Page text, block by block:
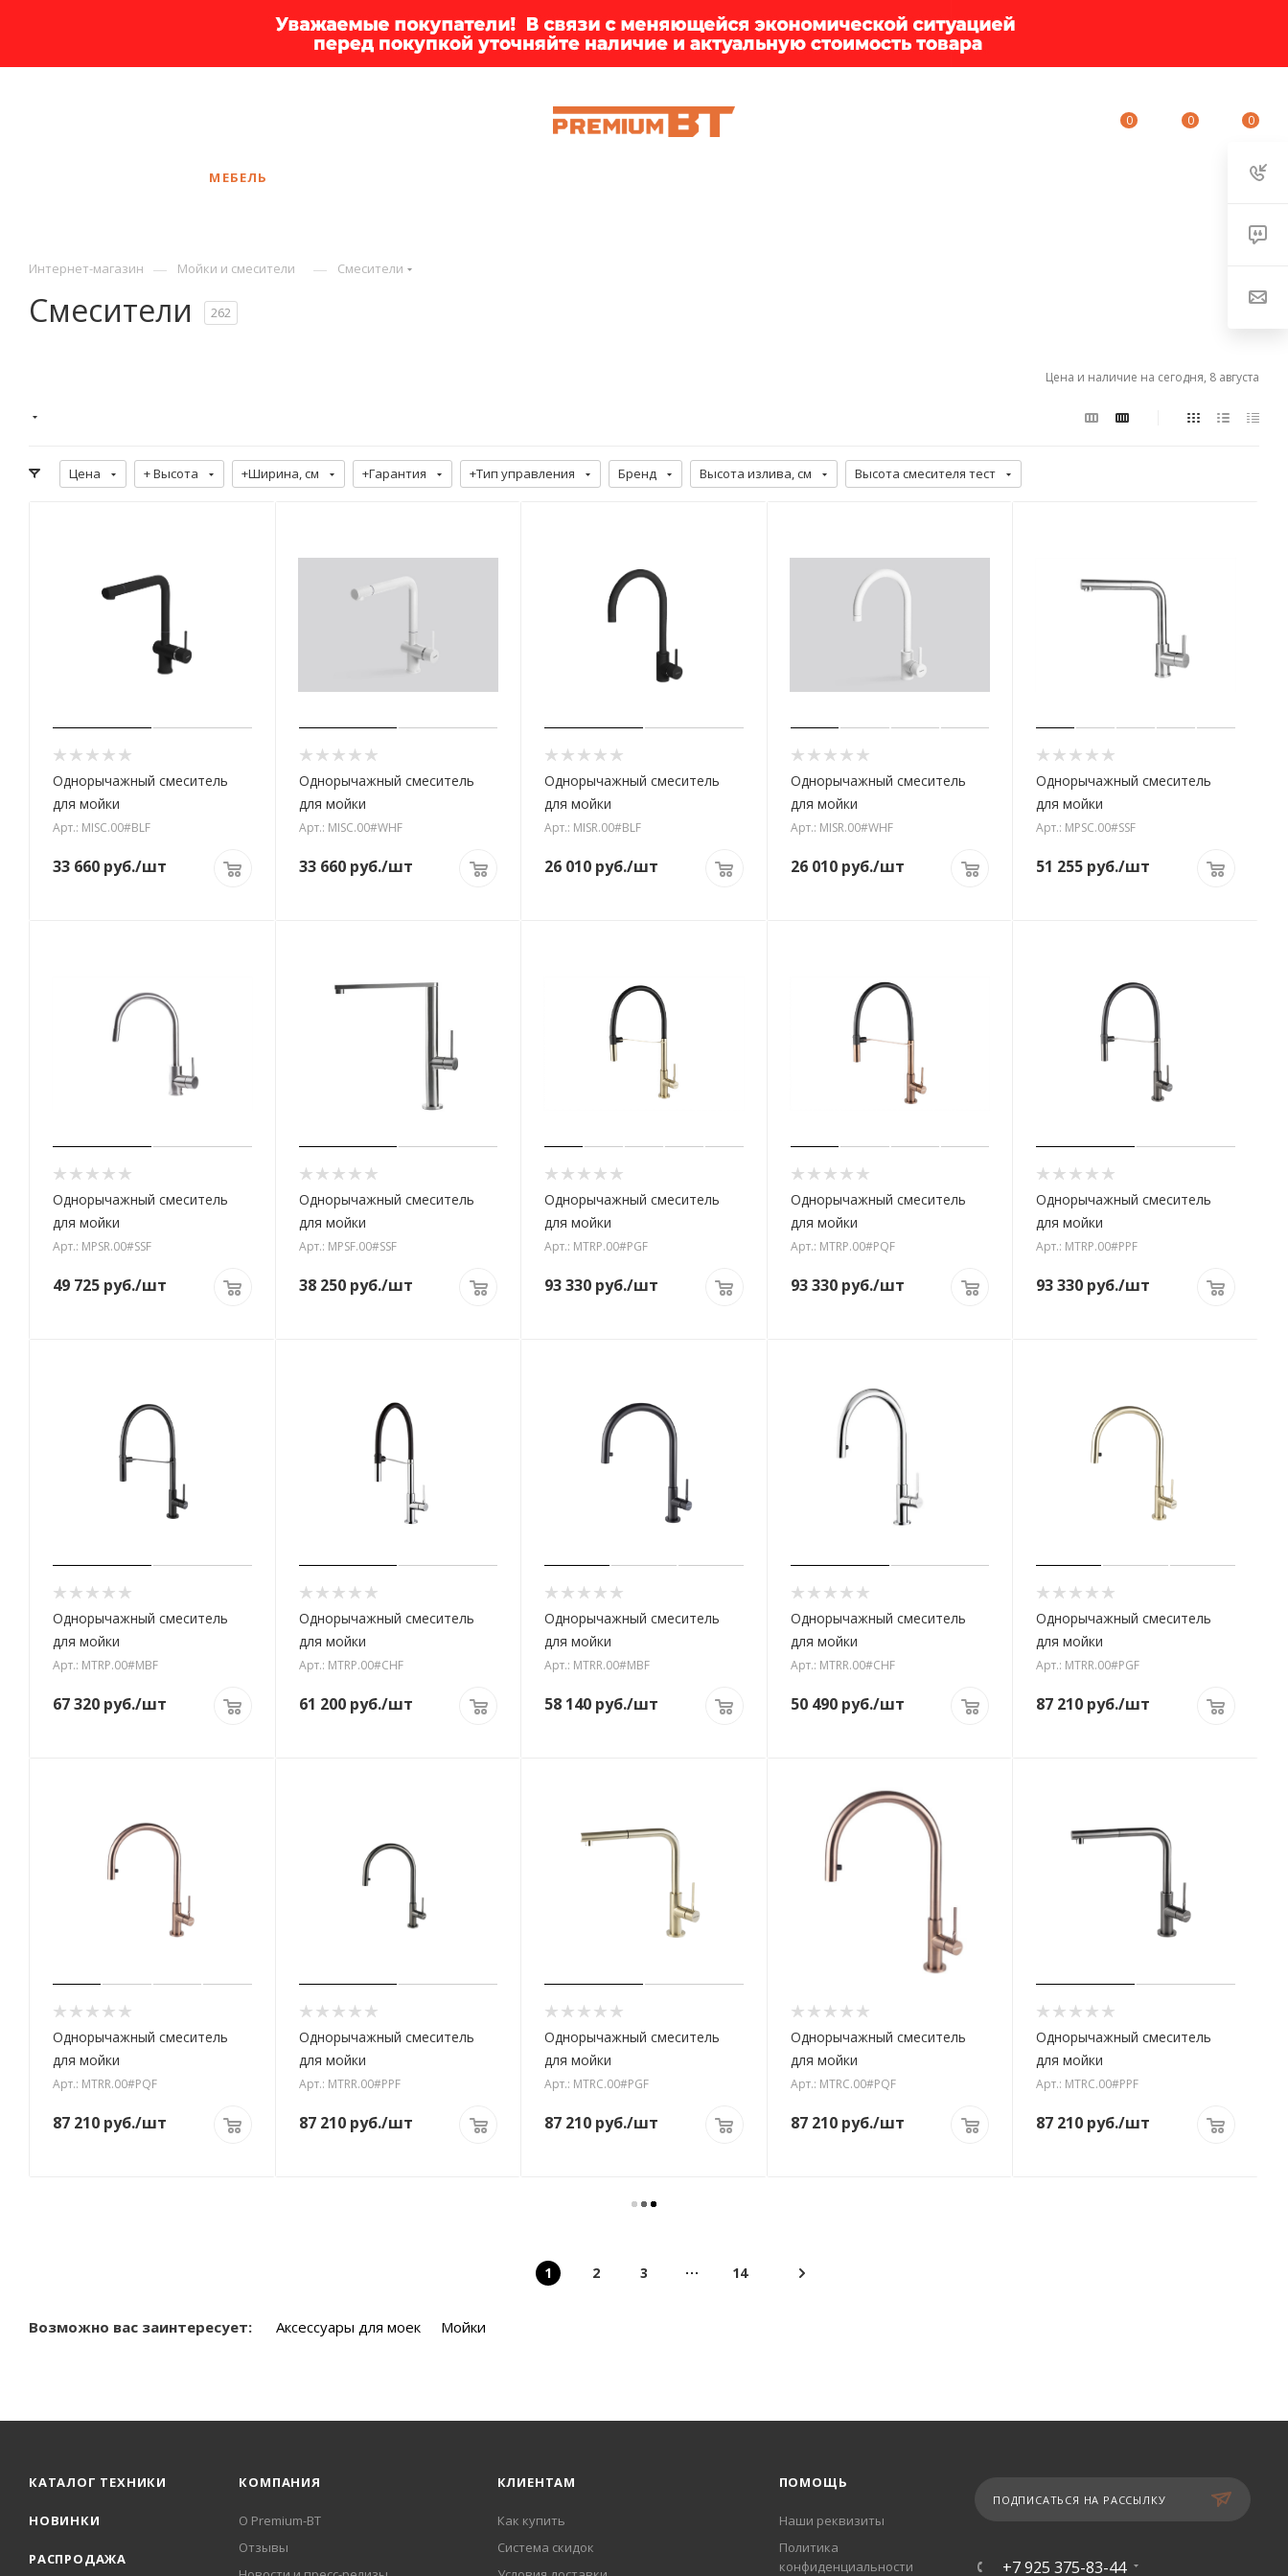
0 0 0
МЕБЕЛЬ
Интернет-магазин — Мойки и смесители — Смесители
Смесители 262
Цена и наличие на сегодня, 8 августа
Цена + Высота +Ширина, см +Гарантия +Тип управления Бренд Высота излива, см Высота смесителя тест
Однорычажный смеситель
для мойки
Арт.: MISC.00#BLF
33 660 руб./шт
Однорычажный смеситель
для мойки
Арт.: MISC.00#WHF
33 660руб./шт
Однорычажный смеситель
для мойки
Арт.: MISR.00#BLF
26 010 руб./шт
Однорычажный смеситель
для мойки
Арт.: MISR.00#WHF
26 010руб./шт
Однорычажный смеситель
для мойки
Арт.: MPSC.00#SSF
51 255 руб./шт
Однорычажный смеситель
для мойки
Арт.: MPSR.00#SSF
49 725 руб./шт
Однорычажный смеситель
для мойки
Арт.: MPSF.00#SSF
38 250руб./шт
Однорычажный смеситель
для мойки
Арт.: MTRP.00#PGF
93 330 руб./шт
Однорычажный смеситель
для мойки
Арт.: MTRP.00#PQF
93 330руб./шт
Однорычажный смеситель
для мойки
Арт.: MTRP.00#PPF
93 330 руб./шт
Однорычажный смеситель
для мойки
Арт.: MTRP.00#MBF
67 320 руб./шт
Однорычажный смеситель
для мойки
Арт.: MTRP.00#CHF
61 200руб./шт
Однорычажный смеситель
для мойки
Арт.: MTRR.00#MBF
58 140 руб./шт
Однорычажный смеситель
для мойки
Арт.: MTRR.00#CHF
50 490руб./шт
Однорычажный смеситель
для мойки
Арт.: MTRR.00#PGF
87 210 руб./шт
Однорычажный смеситель
для мойки
Арт.: MTRR.00#PQF
87 210 руб./шт
Однорычажный смеситель
для мойки
Арт.: MTRR.00#PPF
87 210руб./шт
Однорычажный смеситель
для мойки
Арт.: MTRC.00#PGF
87 210 руб./шт
Однорычажный смеситель
для мойки
Арт.: MTRC.00#PQF
87 210руб./шт
Однорычажный смеситель
для мойки
Арт.: MTRC.00#PPF
87 210 руб./шт
1 2 3 14
Возможно вас заинтересует: Аксессуары для моек Мойки
КАТАЛОГ ТЕХНИКИ
НОВИНКИ
РАСПРОДАЖА
КОМПАНИЯ
О Premium-BT
Отзывы
КЛИЕНТАМ
Как купить
Система скидок
ПОМОЩЬ
Наши реквизиты
Политика
конфиденциальности
ПОДПИСАТЬСЯ НА РАССЫЛКУ
+7 925 375-83-44